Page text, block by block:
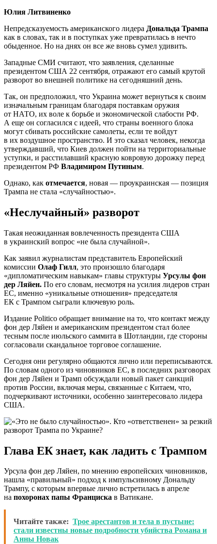
Юлия Литвиненко
Непредсказуемость американского лидера Дональда Трампа
как в словах, так и в поступках уже превратилась в нечто
обыденное. Но на днях он все же вновь сумел удивить.
Западные СМИ считают, что заявления, сделанные
президентом США 22 сентября, отражают его самый крутой
разворот во внешней политике на сегодняшний день.
Так, он предположил, что Украина может вернуться к своим
изначальным границам благодаря поставкам оружия
от НАТО, их воле к борьбе и экономической слабости РФ.
А еще он согласился с идеей, что страны военного блока
могут сбивать российские самолеты, если те войдут
в их воздушное пространство. И это сказал человек, некогда
утверждавший, что Киев должен пойти на территориальные
уступки, и расстилавший красную ковровую дорожку перед
президентом РФ Владимиром Путиным.
Однако, как отмечается, новая — проукраинская — позиция
Трампа не стала «случайностью».
«Неслучайный» разворот
Такая неожиданная вовлеченность президента США
в украинский вопрос «не была случайной».
Как заявил журналистам представитель Европейский
комиссии Олаф Гилл, это произошло благодаря
«дипломатическим навыкам» главы структуры Урсулы фон
дер Ляйен. По его словам, несмотря на усилия лидеров стран
ЕС, именно «уникальные отношения» председателя
ЕК с Трампом сыграли ключевую роль.
Издание Politico обращает внимание на то, что контакт между
фон дер Ляйен и американским президентом стал более
тесным после июльского саммита в Шотландии, где стороны
согласовали скандальное торговое соглашение.
Сегодня они регулярно общаются лично или переписываются.
По словам одного из чиновников ЕС, в последних разговорах
фон дер Ляйен и Трамп обсуждали новый пакет санкций
против России, включая меры, связанные с Китаем, что,
подчеркивают источники, особенно заинтересовало лидера
США.
Глава ЕК знает, как ладить с Трампом
Урсула фон дер Ляйен, по мнению европейских чиновников,
нашла «правильный» подход к импульсивному Дональду
Трампу, с которым впервые лично встретилась в апреле
на похоронах папы Франциска в Ватикане.
Читайте также: Трое арестантов и тела в пустыне:
стали известны новые подробности убийства Романа и
Анны Новак